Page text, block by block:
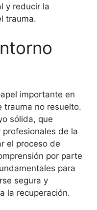
y reducir la
trauma.
importante en
trauma no resuelto.
sólida, que
de la
el proceso de
por parte
para
segura y
la recuperación.